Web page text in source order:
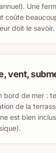
Une
coûte
doit le savoir.
vent,
bord de mer :
de la
est bien